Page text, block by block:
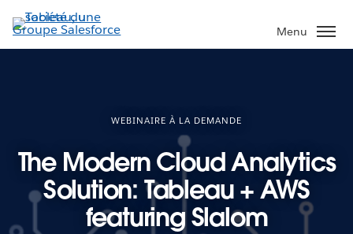
Aller
au
contenu
Menu
WEBINAIRE À LA DEMANDE
The Modern Cloud Analytics
Solution: Tableau + AWS
featuring Slalom